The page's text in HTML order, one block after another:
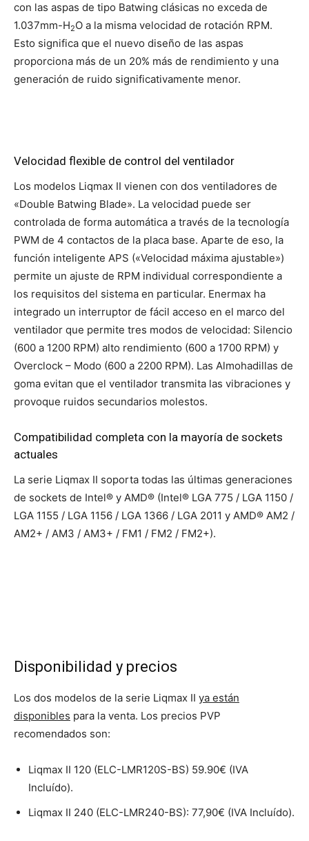
con las aspas de tipo Batwing clásicas no exceda de
1.037mm-H2O a la misma velocidad de rotación RPM.
Esto significa que el nuevo diseño de las aspas
proporciona más de un 20% más de rendimiento y una
generación de ruido significativamente menor.
Velocidad flexible de control del ventilador
Los modelos Liqmax II vienen con dos ventiladores de
«Double Batwing Blade». La velocidad puede ser
controlada de forma automática a través de la tecnología
PWM de 4 contactos de la placa base. Aparte de eso, la
función inteligente APS («Velocidad máxima ajustable»)
permite un ajuste de RPM individual correspondiente a
los requisitos del sistema en particular. Enermax ha
integrado un interruptor de fácil acceso en el marco del
ventilador que permite tres modos de velocidad: Silencio
(600 a 1200 RPM) alto rendimiento (600 a 1700 RPM) y
Overclock – Modo (600 a 2200 RPM). Las Almohadillas de
goma evitan que el ventilador transmita las vibraciones y
provoque ruidos secundarios molestos.
Compatibilidad completa con la mayoría de sockets
actuales
La serie Liqmax II soporta todas las últimas generaciones
de sockets de Intel® y AMD® (Intel® LGA 775 / LGA 1150 /
LGA 1155 / LGA 1156 / LGA 1366 / LGA 2011 y AMD® AM2 /
AM2+ / AM3 / AM3+ / FM1 / FM2 / FM2+).
Disponibilidad y precios
Los dos modelos de la serie Liqmax II ya están
disponibles para la venta. Los precios PVP
recomendados son:
Liqmax II 120 (ELC-LMR120S-BS) 59.90€ (IVA
Incluído).
Liqmax II 240 (ELC-LMR240-BS): 77,90€ (IVA Incluído).